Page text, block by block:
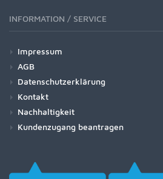
INFORMATION / SERVICE
Impressum
AGB
Datenschutzerklärung
Kontakt
Nachhaltigkeit
Kundenzugang beantragen